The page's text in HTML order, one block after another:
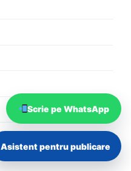
Scrie pe WhatsApp
Asistent pentru publicare